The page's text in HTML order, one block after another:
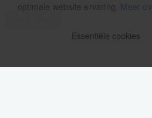
optimale website ervaring. Meer
Essentiële cookies
Volg ons op